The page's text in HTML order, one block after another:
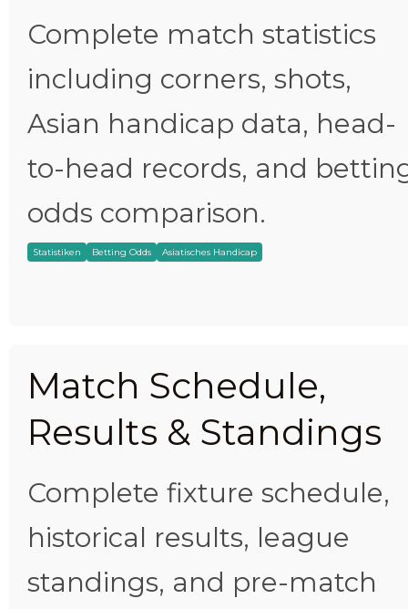
Complete match statistics
including corners, shots,
Asian handicap data, head-
to-head records, and
odds comparison.
Statistiken Betting Odds Asiatisches Handicap
Match Schedule,
Results & Standings
Complete fixture schedule,
historical results, league
standings, and pre-match